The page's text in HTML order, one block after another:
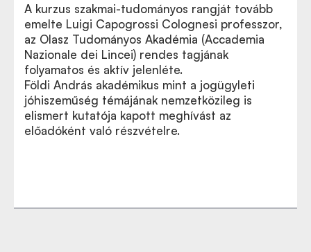
A kurzus szakmai-tudományos rangját tovább
emelte Luigi Capogrossi Colognesi professzor,
az Olasz Tudományos Akadémia (Accademia
Nazionale dei Lincei) rendes tagjának
folyamatos és aktív jelenléte.
Földi András akadémikus mint a jogügyleti
jóhiszeműség témájának nemzetközileg is
elismert kutatója kapott meghívást az
előadóként való részvételre.